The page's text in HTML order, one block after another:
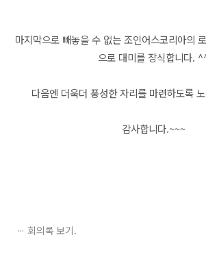
마지막으로 빼놓을 수 없는 조인어스코리아의
으로 대미를 장식합니다.
다음엔 더욱더 풍성한 자리를 마련하도록
감사합니다.~~~
회의록 보기.